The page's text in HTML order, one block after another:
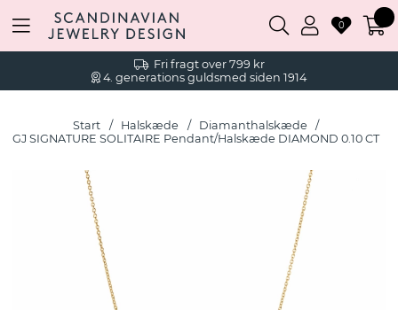
Fri fragt over 799 kr
4. generations guldsmed siden 1914
0
Start Halskæde
Diamanthalskæde
GJ SIGNATURE SOLITAIRE Pendant/Halskæde DIAMOND 0.10 CT